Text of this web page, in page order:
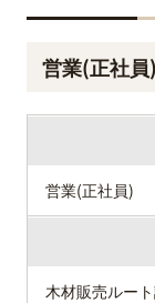
営業(正社員)
営業(正社員)
木材販売ルー